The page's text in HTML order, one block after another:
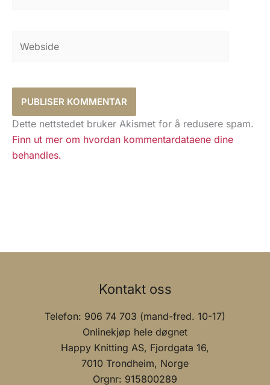
Dette nettstedet bruker Akismet for å redusere spam.
Finn ut mer om hvordan kommentardataene dine
behandles.
Kontakt oss
Telefon: 906 74 703 (mand-fred. 10-17)
Onlinekjøp hele døgnet
Happy Knitting AS, Fjordgata 16,
7010 Trondheim, Norge
Orgnr: 915800289